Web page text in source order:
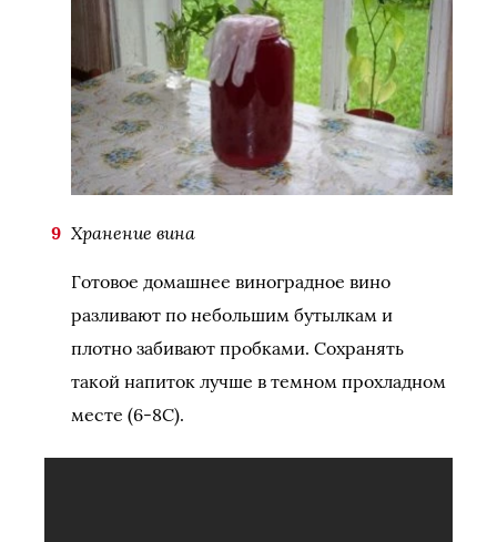
Хранение вина
Готовое домашнее виноградное вино
разливают по небольшим бутылкам и
плотно забивают пробками. Сохранять
такой напиток лучше в темном прохладном
месте (6-8С).